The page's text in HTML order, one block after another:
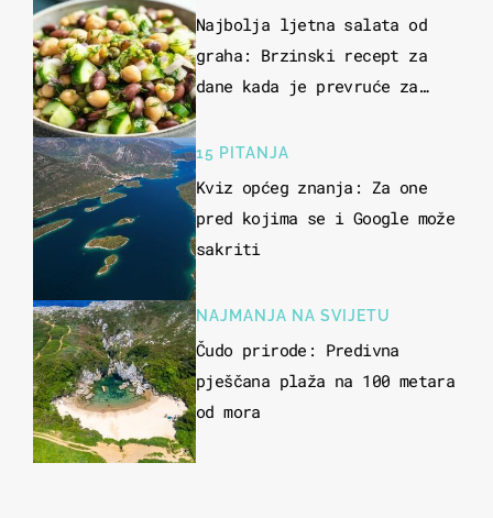
Najbolja ljetna salata od
graha: Brzinski recept za
dane kada je prevruće za
15 PITANJA
Kviz općeg znanja: Za one
pred kojima se i Google može
sakriti
NAJMANJA NA SVIJETU
Čudo prirode: Predivna
pješčana plaža na 100 metara
od mora